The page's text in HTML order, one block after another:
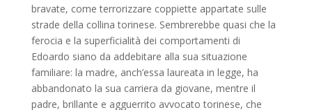
bravate, come terrorizzare coppiette appartate sulle
strade della collina torinese. Sembrerebbe quasi che la
ferocia e la superficialità dei comportamenti di
Edoardo siano da addebitare alla sua situazione
familiare: la madre, anch’essa laureata in legge, ha
abbandonato la sua carriera da giovane, mentre il
padre, brillante e agguerrito avvocato torinese, che